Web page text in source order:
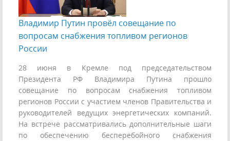
Владимир Путин провёл совещание по
вопросам снабжения топливом регионов
России
28 июня в Кремле под председательством
Президента РФ Владимира Путина прошло
совещание по вопросам снабжения топливом
регионов России с участием членов Правительства и
руководителей ведущих энергетических компаний.
На встрече рассматривались дополнительные шаги
по обеспечению бесперебойного снабжения